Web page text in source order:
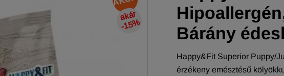
a
k
ár
-
1
5
%
Bárány
Happy&Fit Superior Puppy/
érzékeny emésztésű